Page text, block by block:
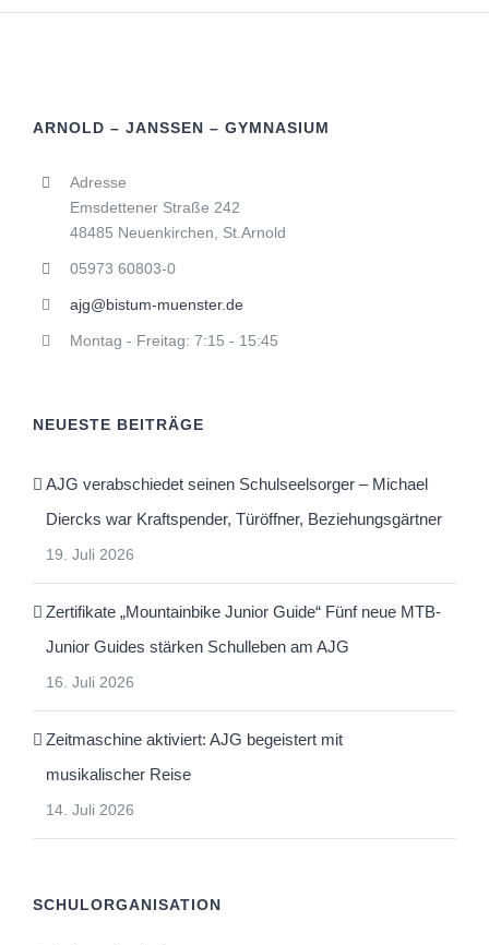
ARNOLD – JANSSEN – GYMNASIUM
Adresse
Emsdettener Straße 242
48485 Neuenkirchen, St.Arnold
05973 60803-0
ajg@bistum-muenster.de
Montag - Freitag: 7:15 - 15:45
NEUESTE BEITRÄGE
AJG verabschiedet seinen Schulseelsorger – Michael
Diercks war Kraftspender, Türöffner, Beziehungsgärtner
19. Juli 2026
Zertifikate „Mountainbike Junior Guide“ Fünf neue MTB-
Junior Guides stärken Schulleben am AJG
16. Juli 2026
Zeitmaschine aktiviert: AJG begeistert mit
musikalischer Reise
14. Juli 2026
SCHULORGANISATION